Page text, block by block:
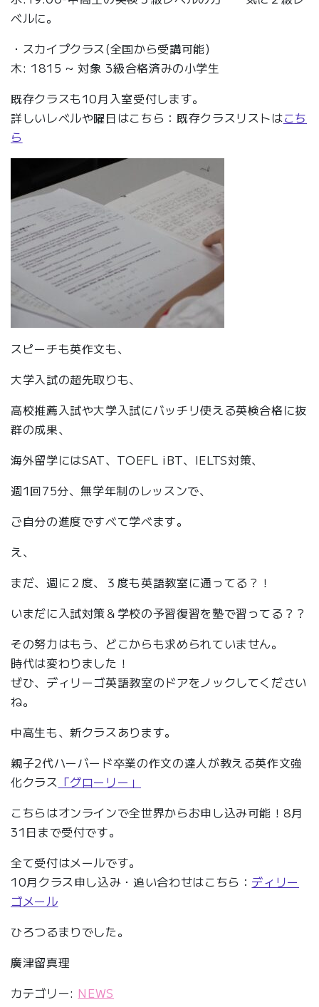
ベルに。
・スカイプクラス(全国から受講可能)
木: 1815 ~ 対象 3級合格済みの小学生
既存クラスも10月入室受付します。
詳しいレベルや曜日はこちら：既存クラスリストはこち
ら
スピーチも英作文も、
大学入試の超先取りも、
高校推薦入試や大学入試にバッチリ使える英検合格に抜
群の成果、
海外留学にはSAT、TOEFL iBT、IELTS対策、
週1回75分、無学年制のレッスンで、
ご自分の進度ですべて学べます。
え、
まだ、週に２度、３度も英語教室に通ってる？！
いまだに入試対策＆学校の予習復習を塾で習ってる？？
その努力はもう、どこからも求められていません。
時代は変わりました！
ぜひ、ディリーゴ英語教室のドアをノックしてください
ね。
中高生も、新クラスあります。
親子2代ハーバード卒業の作文の達人が教える英作文強
化クラス 「グローリー」
こちらはオンラインで全世界からお申し込み可能！8月
31日まで受付です。
全て受付はメールです。
10月クラス申し込み・追い合わせはこちら： ディリー
ゴメール
ひろつるまりでした。
廣津留真理
カテゴリー: NEWS